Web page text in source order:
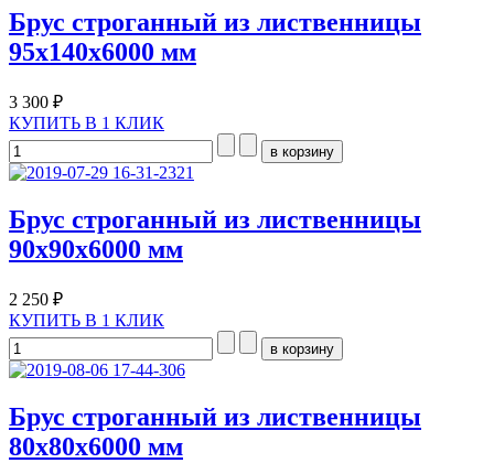
Брус строганный из лиственницы
95х140х6000 мм
3 300 ₽
КУПИТЬ В 1 КЛИК
Брус строганный из лиственницы
90x90x6000 мм
2 250 ₽
КУПИТЬ В 1 КЛИК
Брус строганный из лиственницы
80x80x6000 мм